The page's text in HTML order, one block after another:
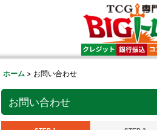
ホーム > お問い合わせ
お問い合わせ